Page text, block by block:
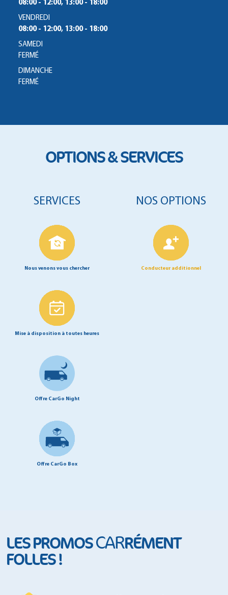
08:00 - 12:00, 13:00 - 18:00
VENDREDI
08:00 - 12:00, 13:00 - 18:00
SAMEDI
FERMÉ
DIMANCHE
FERMÉ
OPTIONS & SERVICES
SERVICES
Nous venons vous chercher
Mise à disposition à toutes heures
Offre CarGo Night
Offre CarGo Box
NOS OPTIONS
Conducteur additionnel
LES PROMOSCARRÉMENT
FOLLES !